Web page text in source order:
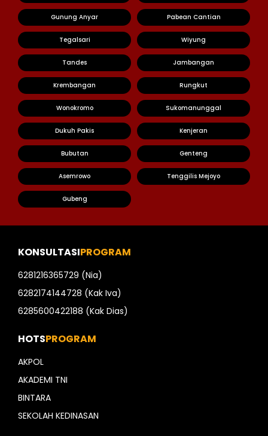
Gunung Anyar Pabean Cantian
Tegalsari Wiyung
Tandes Jambangan
Krembangan Rungkut
Wonokromo Sukomanunggal
Dukuh Pakis Kenjeran
Bubutan Genteng
Asemrowo Tenggilis Mejoyo
Gubeng
KONSULTASIPROGRAM
6281216365729 (Nia)
6282174144728 (Kak Iva)
6285600422188 (Kak Dias)
HOTSPROGRAM
AKPOL
AKADEMI TNI
BINTARA
SEKOLAH KEDINASAN